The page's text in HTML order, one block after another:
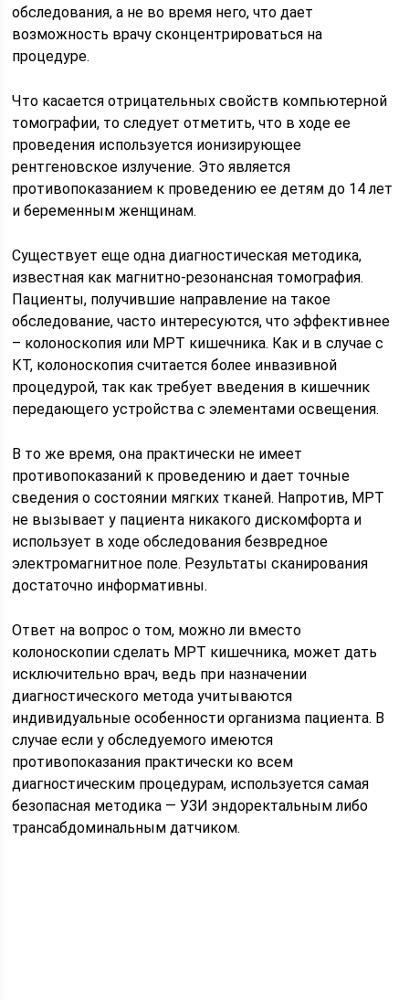
обследования, а не во время него, что дает
возможность врачу сконцентрироваться на
процедуре.
Что касается отрицательных свойств компьютерной
томографии, то следует отметить, что в ходе ее
проведения используется ионизирующее
рентгеновское излучение. Это является
противопоказанием к проведению ее детям до 14 лет
и беременным женщинам.
Существует еще одна диагностическая методика,
известная как магнитно-резонансная томография.
Пациенты, получившие направление на такое
обследование, часто интересуются, что эффективнее
– колоноскопия или МРТ кишечника. Как и в случае с
КТ, колоноскопия считается более инвазивной
процедурой, так как требует введения в кишечник
передающего устройства с элементами освещения.
В то же время, она практически не имеет
противопоказаний к проведению и дает точные
сведения о состоянии мягких тканей. Напротив, МРТ
не вызывает у пациента никакого дискомфорта и
использует в ходе обследования безвредное
электромагнитное поле. Результаты сканирования
достаточно информативны.
Ответ на вопрос о том, можно ли вместо
колоноскопии сделать МРТ кишечника, может дать
исключительно врач, ведь при назначении
диагностического метода учитываются
индивидуальные особенности организма пациента. В
случае если у обследуемого имеются
противопоказания практически ко всем
диагностическим процедурам, используется самая
безопасная методика — УЗИ эндоректальным либо
трансабдоминальным датчиком.